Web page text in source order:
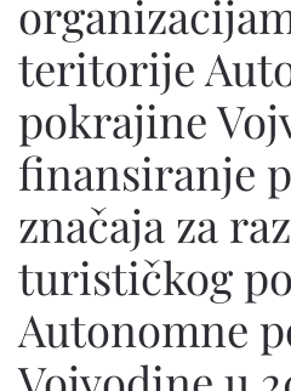
teritorije
pokrajine
finansiranje
značaja za
turističkog
Autonomne